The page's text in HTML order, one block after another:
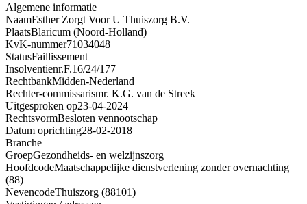
Algemene informatie
NaamEsther Zorgt Voor U Thuiszorg B.V.
PlaatsBlaricum (Noord-Holland)
KvK-nummer71034048
StatusFaillissement
Insolventienr.F.16/24/177
RechtbankMidden-Nederland
Rechter-commissarismr. K.G. van de Streek
Uitgesproken op23-04-2024
RechtsvormBesloten vennootschap
Datum oprichting28-02-2018
Branche
GroepGezondheids- en welzijnszorg
HoofdcodeMaatschappelijke dienstverlening zonder overnachting
(88)
NevencodeThuiszorg (88101)